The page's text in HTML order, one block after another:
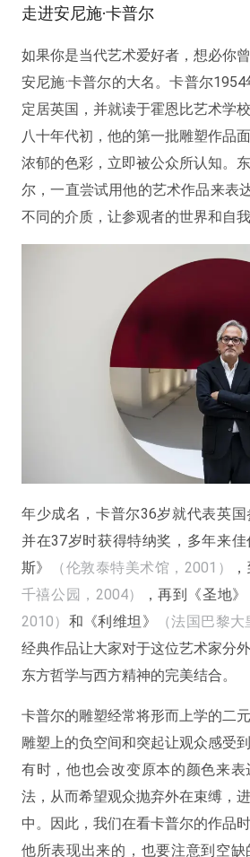
走进安尼施·卡普尔
如果你是当代艺术爱好者，想必你
安尼施·卡普尔的大名。卡普尔
定居英国，并就读于霍恩比艺术学
八十年代初，他的第一批雕塑作品
浓郁的色彩，立即被公众所认知。
尔，一直尝试用他的艺术作品来表
不同的介质，让参观者的世界和自
年少成名，卡普尔36岁就代表英国
并在37岁时获得特纳奖，多年来
斯》
（伦敦泰特美术馆，2001）
千禧公园，2004）
，再到《圣地》
2010） 和《利维坦》 （法国巴黎大
经典作品让大家对于这位艺术家分
东方哲学与西方精神的完美结合。
卡普尔的雕塑经常将形而上学的二
雕塑上的负空间和突起让观众感受
有时，他也会改变原本的颜色来
法，从而希望观众抛弃外在束缚，
中。 因此，我们在看卡普尔的作品
他所表现出来的，也要注意到空